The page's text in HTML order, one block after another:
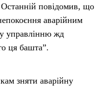
повідомив, що
аварійним
управлінню жд
ця башта”.
зняти аварійну